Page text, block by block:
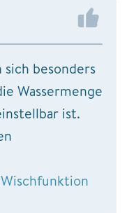
sich besonders
Wassermenge
ist.